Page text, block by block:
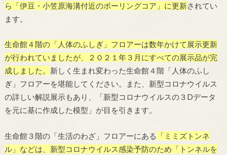
ら「伊豆・小笠原海溝付近のボーリングコア」に更新されてい
ます。
生命館４階の「人体のふしぎ」フロアーは数年かけて展示更新
が行われていましたが、２０２１年３月にすべての展示品が完
成しました。 新しく生まれ変わった生命館４階「人体のふし
ぎ」フロアーを堪能してください。また、新型コロナウイルス
の詳しい解説展示もあり、「新型コロナウイルスの３Dデータ
を元に基に作成した模型」が目を引きます。
生命館３階の「生活のわざ」フロアーにある
「ミミズトンネ
ル」などは、新型コロナウイルス感染予防のため「トンネルを